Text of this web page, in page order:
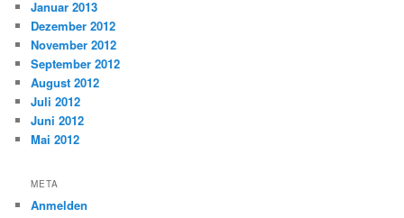
Januar 2013
Dezember 2012
November 2012
September 2012
August 2012
Juli 2012
Juni 2012
Mai 2012
META
Anmelden